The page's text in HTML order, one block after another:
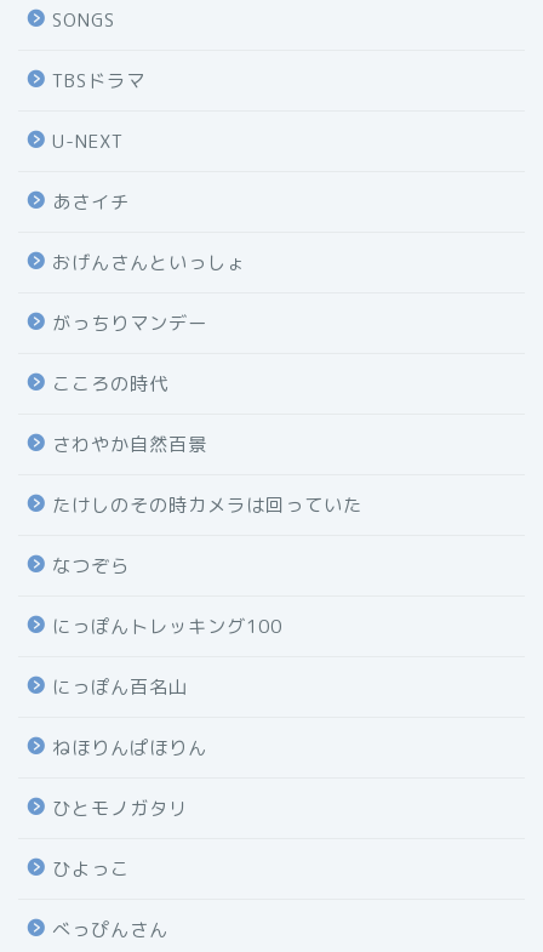
SONGS
TBSドラマ
U-NEXT
あさイチ
おげんさんといっしょ
がっちりマンデー
こころの時代
さわやか自然百景
たけしのその時カメラは回っていた
なつぞら
にっぽんトレッキング100
にっぽん百名山
ねほりんぱほりん
ひとモノガタリ
ひよっこ
べっぴんさん